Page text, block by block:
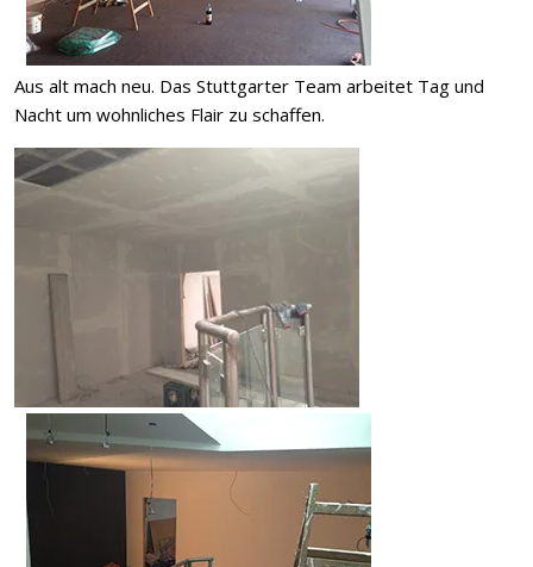
Aus alt mach neu. Das Stuttgarter Team arbeitet Tag und
Nacht um wohnliches Flair zu schaffen.